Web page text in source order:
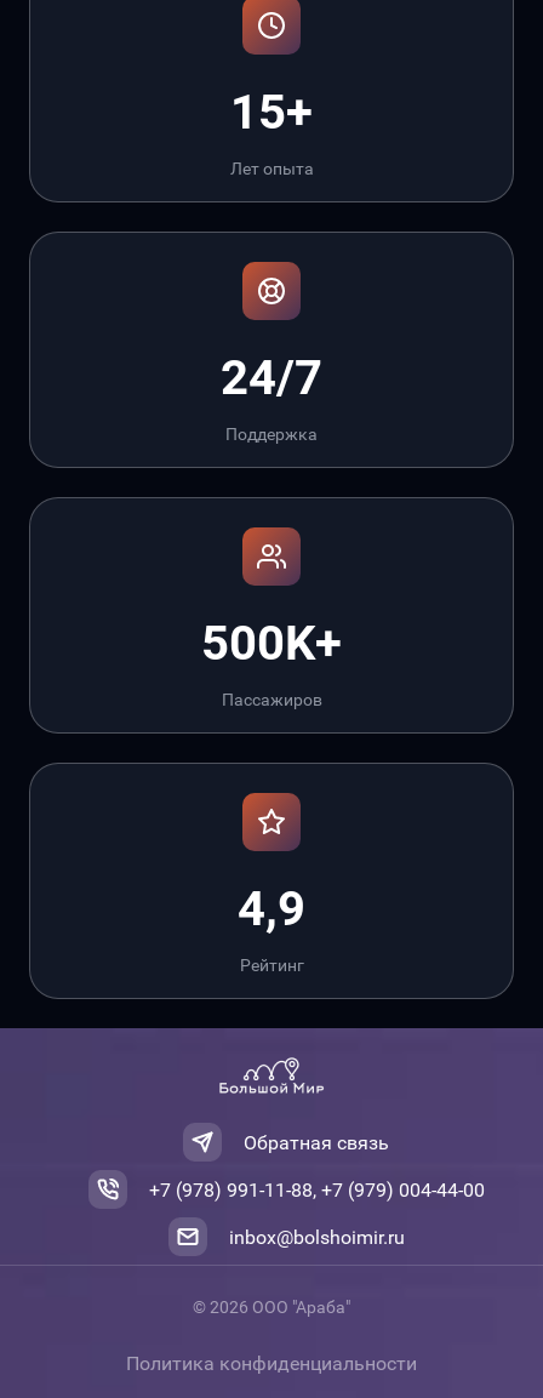
15+
Лет опыта
24/7
Поддержка
500K+
Пассажиров
4,9
Рейтинг
Обратная связь
+7 (978) 991-11-88, +7 (979) 004-44-00
inbox@bolshoimir.ru
© 2026 ООО "Араба"
Политика конфиденциальности